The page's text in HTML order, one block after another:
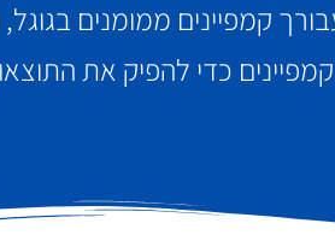
קמפיינים ממומנים
כדי להפיק את